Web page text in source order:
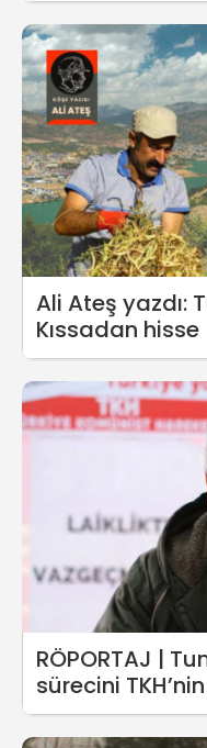
Ali Ateş yazdı:
Kıssadan hisse
RÖPORTAJ |
sürecini
Yaşar Yamaç